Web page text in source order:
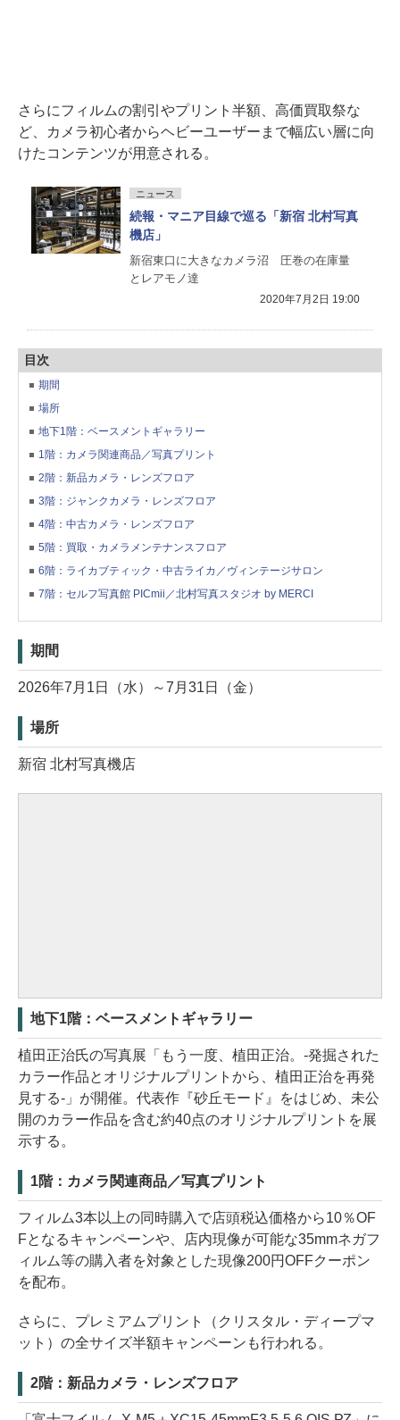
さらにフィルムの割引やプリント半額、高価買取祭な
ど、カメラ初心者からヘビーユーザーまで幅広い層に向
けたコンテンツが用意される。
ニュース
続報・マニア目線で巡る「新宿 北村写真
機店」
新宿東口に大きなカメラ沼 圧巻の在庫量
とレアモノ達
2020年7月2日 19:00
目次
期間
場所
地下1階：ベースメントギャラリー
1階：カメラ関連商品／写真プリント
2階：新品カメラ・レンズフロア
3階：ジャンクカメラ・レンズフロア
4階：中古カメラ・レンズフロア
5階：買取・カメラメンテナンスフロア
6階：ライカブティック・中古ライカ／ヴィンテージサロン
7階：セルフ写真館 PICmii／北村写真スタジオ by MERCI
期間
2026年7月1日（水）～7月31日（金）
場所
新宿 北村写真機店
地下1階：ベースメントギャラリー
植田正治氏の写真展「もう一度、植田正治。-発掘された
カラー作品とオリジナルプリントから、植田正治を再発
見する-」が開催。代表作『砂丘モード』をはじめ、未公
開のカラー作品を含む約40点のオリジナルプリントを展
示する。
1階：カメラ関連商品／写真プリント
フィルム3本以上の同時購入で店頭税込価格から10％OF
Fとなるキャンペーンや、店内現像が可能な35mmネガフ
ィルム等の購入者を対象とした現像200円OFFクーポン
を配布。
さらに、プレミアムプリント（クリスタル・ディープマ
ット）の全サイズ半額キャンペーンも行われる。
2階：新品カメラ・レンズフロア